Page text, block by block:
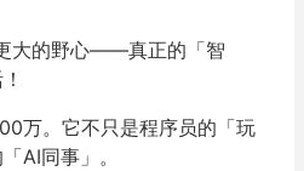
大的野心——真正的「智
万。它不只是程序员的「玩
AI同事」。